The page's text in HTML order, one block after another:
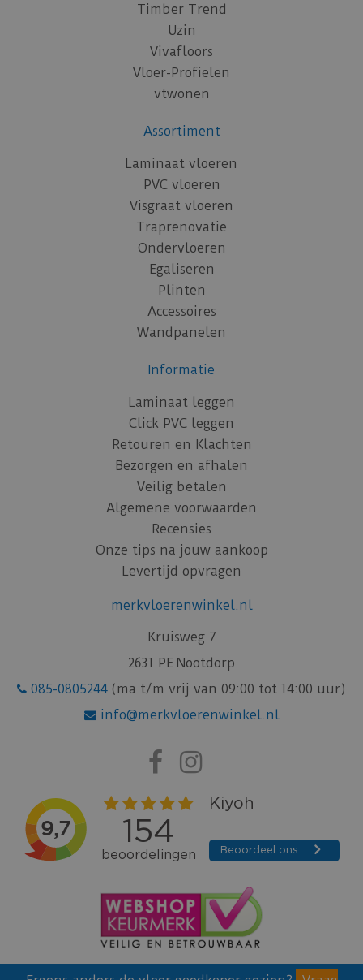
Timber Trend
Uzin
Vivafloors
Vloer-Profielen
vtwonen
Assortiment
Laminaat vloeren
PVC vloeren
Visgraat vloeren
Traprenovatie
Ondervloeren
Egaliseren
Plinten
Accessoires
Wandpanelen
Informatie
Laminaat leggen
Click PVC leggen
Retouren en Klachten
Bezorgen en afhalen
Veilig betalen
Algemene voorwaarden
Recensies
Onze tips na jouw aankoop
Levertijd opvragen
merkvloerenwinkel.nl
Kruisweg 7
2631 PE Nootdorp
085-0805244 (ma t/m vrij van 09:00 tot 14:00 uur)
info@merkvloerenwinkel.nl